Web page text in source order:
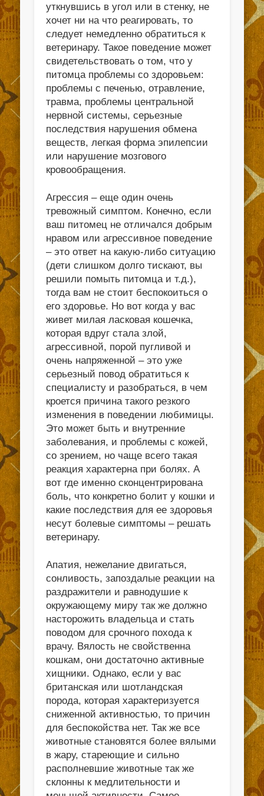
уткнувшись в угол или в стенку, не
хочет ни на что реагировать, то
следует немедленно обратиться к
ветеринару. Такое поведение может
свидетельствовать о том, что у
питомца проблемы со здоровьем:
проблемы с печенью, отравление,
травма, проблемы центральной
нервной системы, серьезные
последствия нарушения обмена
веществ, легкая форма эпилепсии
или нарушение мозгового
кровообращения.
Агрессия – еще один очень
тревожный симптом. Конечно, если
ваш питомец не отличался добрым
нравом или агрессивное поведение
– это ответ на какую-либо ситуацию
(дети слишком долго тискают, вы
решили помыть питомца и т.д.),
тогда вам не стоит беспокоиться о
его здоровье. Но вот когда у вас
живет милая ласковая кошечка,
которая вдруг стала злой,
агрессивной, порой пугливой и
очень напряженной – это уже
серьезный повод обратиться к
специалисту и разобраться, в чем
кроется причина такого резкого
изменения в поведении любимицы.
Это может быть и внутренние
заболевания, и проблемы с кожей,
со зрением, но чаще всего такая
реакция характерна при болях. А
вот где именно сконцентрирована
боль, что конкретно болит у кошки и
какие последствия для ее здоровья
несут болевые симптомы – решать
ветеринару.
Апатия, нежелание двигаться,
сонливость, запоздалые реакции на
раздражители и равнодушие к
окружающему миру так же должно
насторожить владельца и стать
поводом для срочного похода к
врачу. Вялость не свойственна
кошкам, они достаточно активные
хищники. Однако, если у вас
британская или шотландская
порода, которая характеризуется
сниженной активностью, то причин
для беспокойства нет. Так же все
животные становятся более вялыми
в жару, стареющие и сильно
располневшие животные так же
склонны к медлительности и